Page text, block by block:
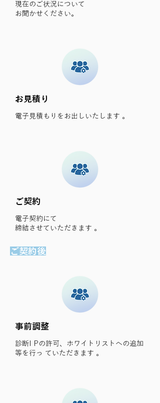
現在のご状況について
お聞かせください。
お見積り
電子見積もりをお出しいたします 。
ご契約
電子契約にて
締結させていただきます 。
ご契約後
事前調整
診断I Pの許可、ホワイトリストへの追加
等を行っ ていただきます 。